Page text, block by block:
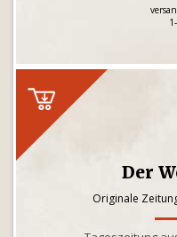
Der
Originale